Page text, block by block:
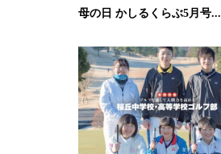
母の日 かしるくらぶ5月号...